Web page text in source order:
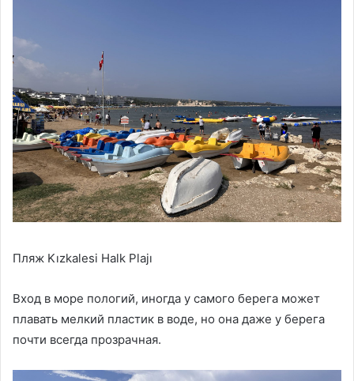
Пляж Kızkalesi Halk Plajı
Вход в море пологий, иногда у самого берега может
плавать мелкий пластик в воде, но она даже у берега
почти всегда прозрачная.